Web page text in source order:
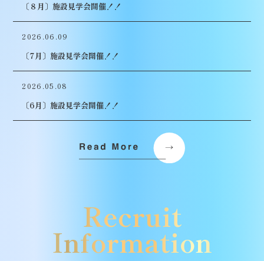
〔８月〕施設見学会開催！！
2026.06.09
〔7月〕施設見学会開催！！
2026.05.08
〔6月〕施設見学会開催！！
Recruit
Information